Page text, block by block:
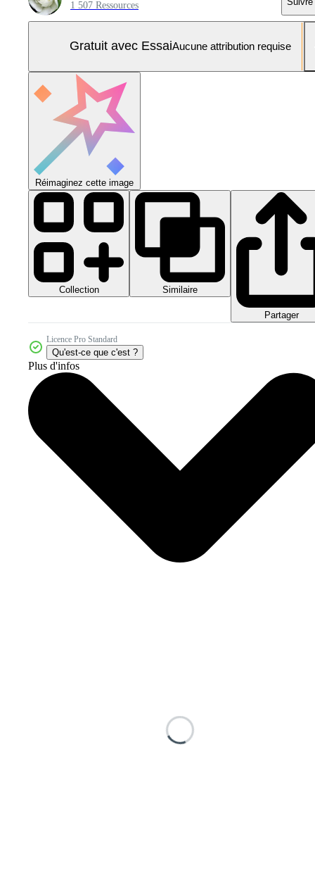
1 507 Ressources
Gratuit avec EssaiAucune attribution requise
Réimaginez cette image
Collection Similaire
Partager
Licence Pro Standard
Qu'est-ce que c'est ?
Plus d'infos